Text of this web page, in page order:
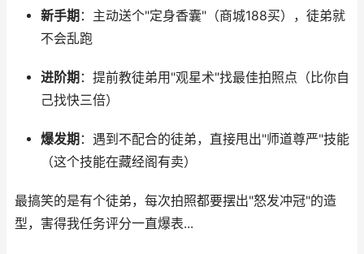
新手期 ：主动送个"定身香囊"（商城188买），徒弟就
不会乱跑
进阶期 ：提前教徒弟用"观星术"找最佳拍照点（比你自
己找快三倍）
爆发期 ：遇到不配合的徒弟，直接甩出"师道尊严"技能
（这个技能在藏经阁有卖）
最搞笑的是有个徒弟，每次拍照都要摆出"怒发冲冠"的造
型，害得我任务评分一直爆表...